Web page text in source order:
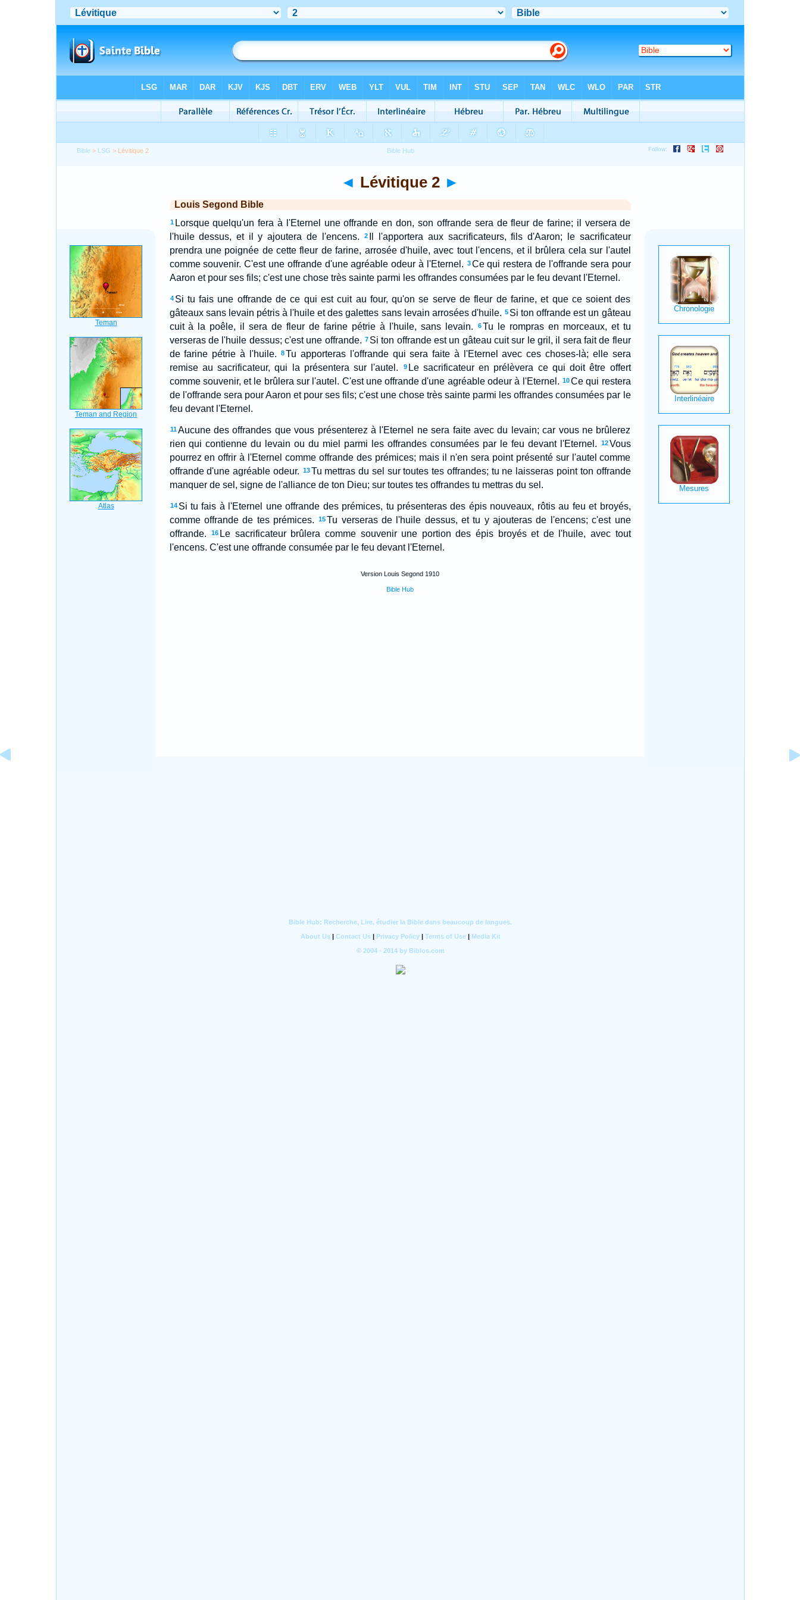
Bible > LSG > Lévitique 2
◄ Lévitique 2 ►
Louis Segond Bible
1 Lorsque quelqu'un fera à l'Eternel une offrande en don, son offrande sera de fleur de farine; il versera de
l'huile dessus, et il y ajoutera de l'encens.
2
Il l'apportera aux sacrificateurs, fils d'Aaron; le sacrificateur
prendra une poignée de cette fleur de farine, arrosée d'huile, avec tout l'encens, et il brûlera cela sur l'autel
comme souvenir. C'est une offrande d'une agréable odeur à l'Eternel. 3Ce qui restera de l'offrande sera pour
Aaron et pour ses fils; c'est une chose très sainte parmi les offrandes consumées par le feu devant l'Eternel.
4 Si tu fais une offrande de ce qui est cuit au four, qu'on se serve de fleur de farine, et que ce soient des
gâteaux sans levain pétris à l'huile et des galettes sans levain arrosées d'huile. 5 Si ton offrande est un gâteau
cuit à la poêle, il sera de fleur de farine pétrie à l'huile, sans levain.
6Tu le rompras en morceaux, et tu
verseras de l'huile dessus; c'est une offrande. 7 Si ton offrande est un gâteau cuit sur le gril, il sera fait de fleur
de farine pétrie à l'huile.
8Tu apporteras l'offrande qui sera faite à l'Eternel avec ces choses-là; elle sera
remise au sacrificateur, qui la présentera sur l'autel.
9 Le sacrificateur en prélèvera ce qui doit être offert
comme souvenir, et le brûlera sur l'autel. C'est une offrande d'une agréable odeur à l'Eternel. 10Ce qui restera
de l'offrande sera pour Aaron et pour ses fils; c'est une chose très sainte parmi les offrandes consumées par le
feu devant l'Eternel.
11 Aucune des offrandes que vous présenterez à l'Eternel ne sera faite avec du levain; car vous ne brûlerez
rien qui contienne du levain ou du miel parmi les offrandes consumées par le feu devant l'Eternel.
12 Vous
pourrez en offrir à l'Eternel comme offrande des prémices; mais il n'en sera point présenté sur l'autel comme
offrande d'une agréable odeur. 13 Tu mettras du sel sur toutes tes offrandes; tu ne laisseras point ton offrande
manquer de sel, signe de l'alliance de ton Dieu; sur toutes tes offrandes tu mettras du sel.
14 Si tu fais à l'Eternel une offrande des prémices, tu présenteras des épis nouveaux, rôtis au feu et broyés,
comme offrande de tes prémices.
15Tu verseras de l'huile dessus, et tu y ajouteras de l'encens; c'est une
offrande.
16 Le sacrificateur brûlera comme souvenir une portion des épis broyés et de l'huile, avec tout
l'encens. C'est une offrande consumée par le feu devant l'Eternel.
Version Louis Segond 1910
Bible Hub